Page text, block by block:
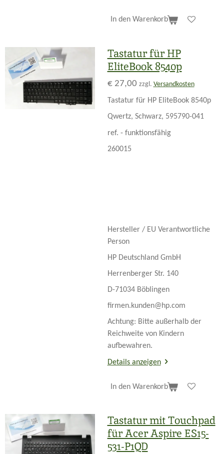
In den Warenkorb
Tastatur für HP
EliteBook 8540p
€ 27,00 zzgl. Versandkosten
Tastatur für HP EliteBook 8540p
Qwertz, Schwarz, 595790-041
ref. - funktionsfähig
260015
Hersteller / EU Verantwortliche
Person
HP Deutschland GmbH
Herrenberger Str. 140
D-71034 Böblingen
firmen.kunden@hp.com
Achtung: Bitte außerhalb der
Reichweite von Kindern
aufbewahren.
Details anzeigen
In den Warenkorb
Tastatur mit Touchpad
für Acer Aspire ES15-
531-P1QD